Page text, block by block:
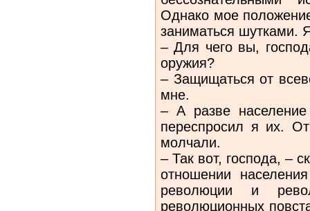
Однако мое
заниматься шутками.
– Для чего вы,
оружия?
– Защищаться от
мне.
– А разве
переспросил я их.
молчали.
– Так вот, господа, –
отношении
революции и
революционных